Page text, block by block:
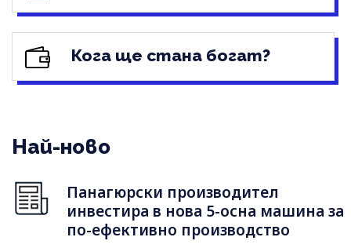
Кога ще стана богат?
Най-ново
Панагюрски производител
инвестира в нова 5-осна машина за
по-ефективно производство